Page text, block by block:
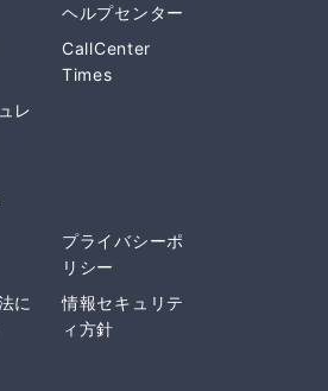
ヘルプセンター
CallCenter
Times
レ
プライバシーポ
リシー
に
情報セキュリテ
ィ方針